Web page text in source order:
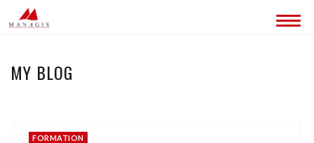
MY BLOG
FORMATION